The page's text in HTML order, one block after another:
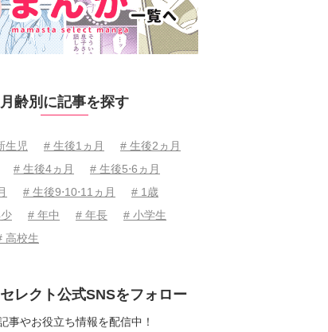
月齢別に記事を探す
生児 # 生後1ヵ月
# 生後2ヵ月
# 生後4ヵ月
# 生後5⋅6ヵ月
# 生後9⋅10⋅11ヵ月
# 1歳
# 年中 # 年長
# 小学生
高校生
レクト公式SNSをフォロー
事やお役立ち情報を配信中！